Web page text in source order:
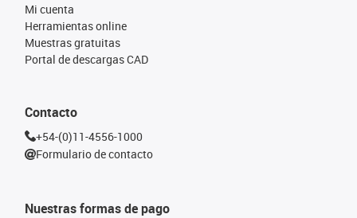
Nuestras formas de pago
Mi cuenta
Herramientas online
Muestras gratuitas
Portal de descargas CAD
Contacto
+54-(0)11-4556-1000
Formulario de contacto